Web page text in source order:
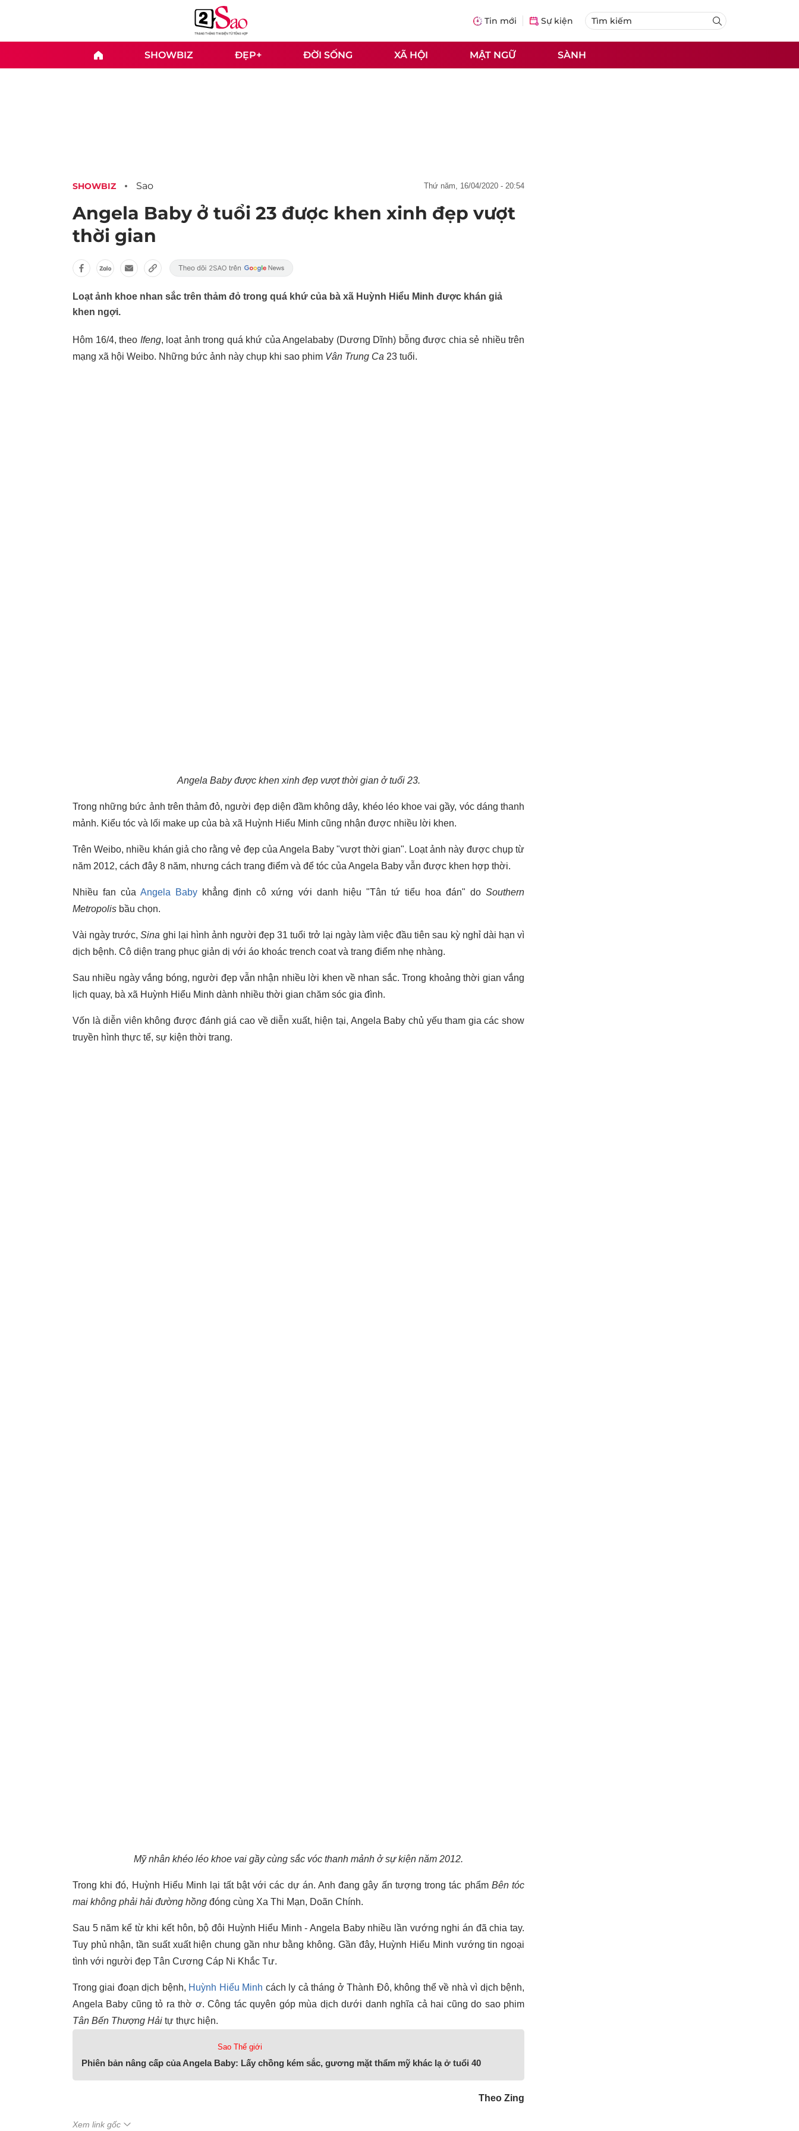
Tin mới Sự kiện
SHOWBIZ ĐẸP+ ĐỜI SỐNG XÃ HỘI MẬT NGỮ SÀNH
SHOWBIZ Sao thứ năm, 16/04/2020 - 20:54
Angela Baby ở tuổi 23 được khen xinh đẹp vượt
thời gian
Loạt ảnh khoe nhan sắc trên thảm đỏ trong quá khứ của bà xã Huỳnh Hiểu Minh được khán giả
khen ngợi.
Hôm 16/4, theo Ifeng, loạt ảnh trong quá khứ của Angelababy (Dương Dĩnh) bỗng được chia sẻ nhiều trên
mạng xã hội Weibo. Những bức ảnh này chụp khi sao phim Vân Trung Ca 23 tuổi.
Angela Baby được khen xinh đẹp vượt thời gian ở tuổi 23.
Trong những bức ảnh trên thảm đỏ, người đẹp diện đầm không dây, khéo léo khoe vai gầy, vóc dáng thanh
mảnh. Kiểu tóc và lối make up của bà xã Huỳnh Hiểu Minh cũng nhận được nhiều lời khen.
Trên Weibo, nhiều khán giả cho rằng vẻ đẹp của Angela Baby "vượt thời gian". Loạt ảnh này được chụp từ
năm 2012, cách đây 8 năm, nhưng cách trang điểm và để tóc của Angela Baby vẫn được khen hợp thời.
Nhiều fan củaAngela Baby khẳng định cô xứng với danh hiệu "Tân tứ tiểu hoa đán" doSouthern
Metropolis bầu chọn.
Vài ngày trước,Sina ghi lại hình ảnh người đẹp 31 tuổi trở lại ngày làm việc đầu tiên sau kỳ nghỉ dài hạn vì
dịch bệnh. Cô diện trang phục giản dị với áo khoác trench coat và trang điểm nhẹ nhàng.
Sau nhiều ngày vắng bóng, người đẹp vẫn nhận nhiều lời khen về nhan sắc. Trong khoảng thời gian vắng
lịch quay, bà xã Huỳnh Hiểu Minh dành nhiều thời gian chăm sóc gia đình.
Vốn là diễn viên không được đánh giá cao về diễn xuất, hiện tại, Angela Baby chủ yếu tham gia các show
truyền hình thực tế, sự kiện thời trang.
Mỹ nhân khéo léo khoe vai gầy cùng sắc vóc thanh mảnh ở sự kiện năm 2012.
Trong khi đó, Huỳnh Hiểu Minh lại tất bật với các dự án. Anh đang gây ấn tượng trong tác phẩm Bên tóc
mai không phải hải đường hồng đóng cùng Xa Thi Mạn, Doãn Chính.
Sau 5 năm kể từ khi kết hôn, bộ đôi Huỳnh Hiểu Minh - Angela Baby nhiều lần vướng nghi án đã chia tay.
Tuy phủ nhận, tần suất xuất hiện chung gần như bằng không. Gần đây, Huỳnh Hiểu Minh vướng tin ngoại
tình với người đẹp Tân Cương Cáp Ni Khắc Tư.
Trong giai đoạn dịch bệnh, Huỳnh Hiểu Minh cách ly cả tháng ở Thành Đô, không thể về nhà vì dịch bệnh,
Angela Baby cũng tỏ ra thờ ơ. Công tác quyên góp mùa dịch dưới danh nghĩa cả hai cũng do sao phim
Tân Bến Thượng Hải tự thực hiện.
Sao Thế giới
Phiên bản nâng cấp của Angela Baby: Lấy chồng kém sắc, gương mặt thẩm mỹ khác lạ ở tuổi 40
Theo Zing
Xem link gốc